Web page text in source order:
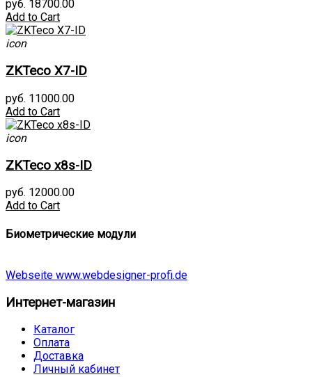
руб. 18700.00
Add to Cart
icon
ZKTeco X7-ID
руб. 11000.00
Add to Cart
icon
ZKTeco x8s-ID
руб. 12000.00
Add to Cart
Биометрические модули
Webseite www.webdesigner-profi.de
Интернет-магазин
Каталог
Оплата
Доставка
Личный кабинет